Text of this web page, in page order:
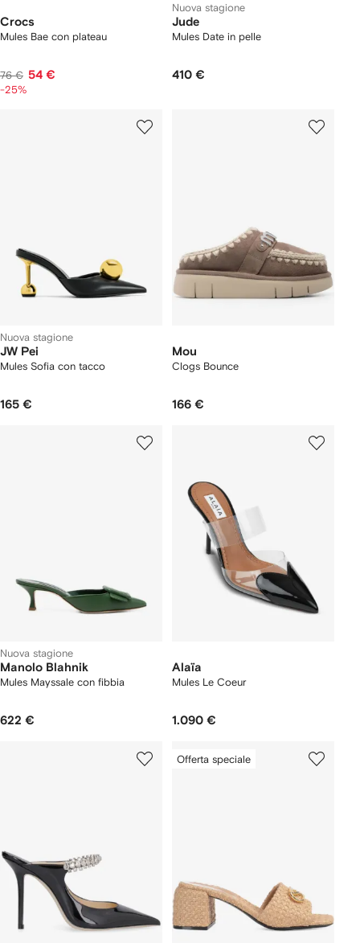
Crocs
Mules Bae con plateau
76 € 54 €
-25%
Nuova stagione
Jude
Mules Date in pelle
410 €
Nuova stagione
JW Pei
Mules Sofia con tacco
165 €
Mou
Clogs Bounce
166 €
Nuova stagione
Manolo Blahnik
Mules Mayssale con fibbia
622 €
Alaïa
Mules Le Coeur
1.090 €
Offerta speciale